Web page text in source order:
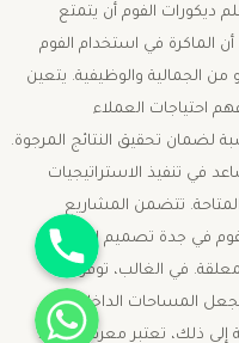
ديكورات الفوم أن يتمتع
أن الماكرة في استخدام الفوم
الجمالية والوظيفية. يتعين
احتياجات العملاء
لضمان تحقيق النتائج المرجوة.
في تنفيذ الاستراتيجيات
تتضمن المشاريع
في جدة تصميم الجدران
في الغالب، توفر هذه
المساحات الداخلية تبرز
ذلك، تعتبر معرفة المواد
جوال
واتساب